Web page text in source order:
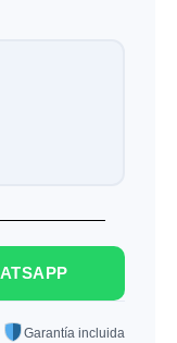
Garantía incluida